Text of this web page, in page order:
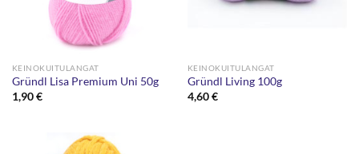
KEINOKUITULANGAT
Gründl Lisa Premium Uni 50g
1,90€
KEINOKUITULANGAT
Gründl Living 100g
4,60€